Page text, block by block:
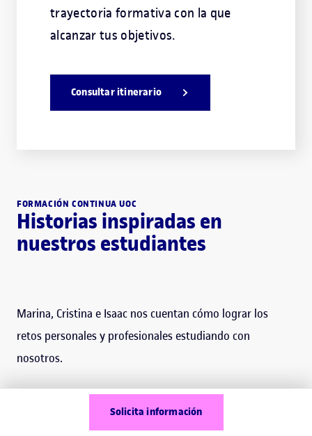
Solicita información
trayectoria formativa con la que
alcanzar tus objetivos.
Consultar itinerario
FORMACIÓN CONTINUA UOC
Historias inspiradas en
nuestros estudiantes
Marina, Cristina e Isaac nos cuentan cómo lograr los
retos personales y profesionales estudiando con
nosotros.
Sumérgete en la UOC con estas breves cápsulas en las
que Marina, Cristina e Isaac llegan a la conclusión de que